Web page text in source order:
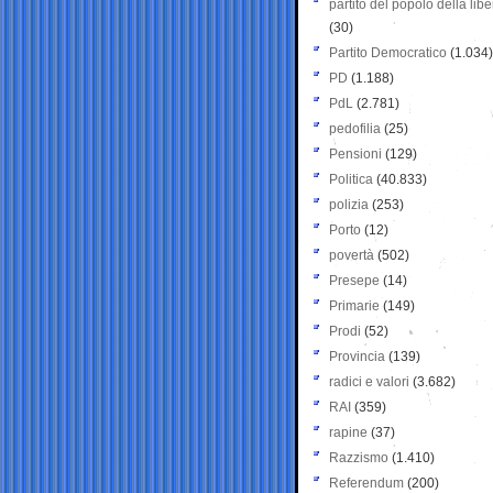
partito del popolo della
(30)
Partito Democratico (1.034)
PD (1.188)
PdL (2.781)
pedofilia (25)
Pensioni (129)
Politica (40.833)
polizia (253)
Porto (12)
povertà (502)
Presepe (14)
Primarie (149)
Prodi (52)
Provincia (139)
radici e valori (3.682)
RAI (359)
rapine (37)
Razzismo (1.410)
Referendum (200)